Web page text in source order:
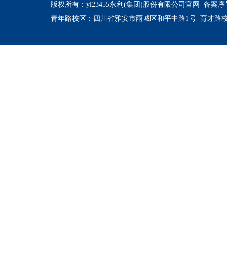
版权所有：yl23455永利(集团)股份有限公司官网 备案序
青年路校区：四川省雅安市雨城区和平中路1号 育才路